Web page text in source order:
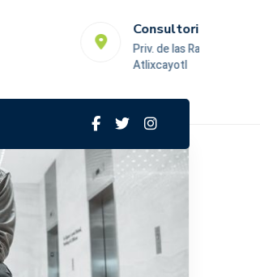
Priv. de las Ramblas #4 Desarrollo